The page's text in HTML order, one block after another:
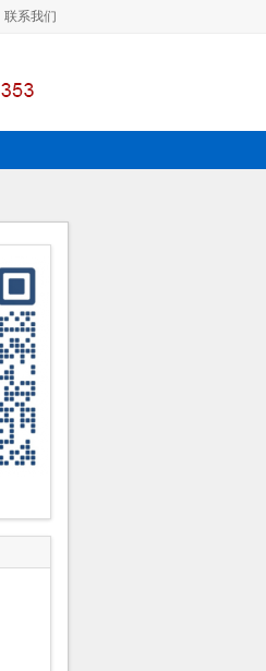
联系我们